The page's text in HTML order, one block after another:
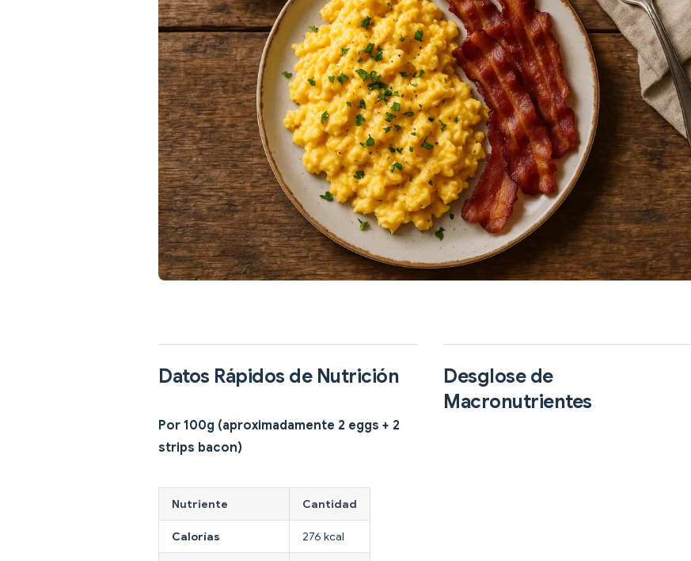
Datos Rápidos de Nutrición
Por 100g (aproximadamente 2 eggs + 2
strips bacon)
Nutriente Cantidad
Calorías 276 kcal
Desglose de
Macronutrientes